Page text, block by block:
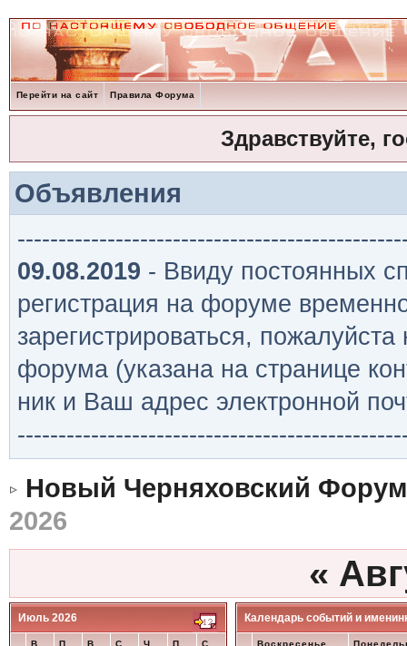
Перейти на сайт Правила Форума
Здравствуйте,
Объявления
09.08.2019 - Ввиду постоянных
регистрация на форуме
зарегистрироваться,
форума (указана на странице
ник и Ваш адрес электронной
Новый Черняховский Форум
2026
«
Июль 2026
В П В С Ч П С
Календарь событий и
Воскресенье